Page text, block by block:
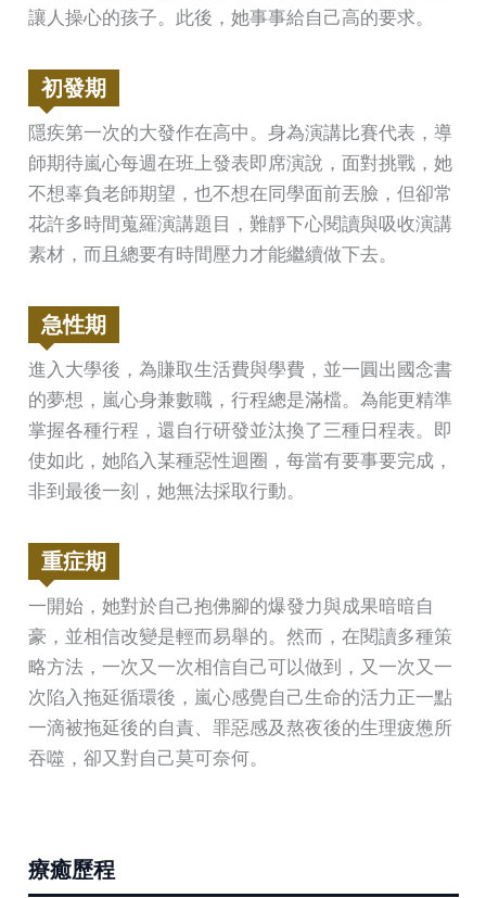
讓人操心的孩子。此後，她事事給自己高的要求。
初發期
隱疾第一次的大發作在高中。身為演講比賽代表，導
師期待嵐心每週在班上發表即席演說，面對挑戰，她
不想辜負老師期望，也不想在同學面前丟臉，但卻常
花許多時間蒐羅演講題目，難靜下心閱讀與吸收演講
素材，而且總要有時間壓力才能繼續做下去。
急性期
進入大學後，為賺取生活費與學費，並一圓出國念書
的夢想，嵐心身兼數職，行程總是滿檔。為能更精準
掌握各種行程，還自行研發並汰換了三種日程表。即
使如此，她陷入某種惡性迴圈，每當有要事要完成，
非到最後一刻，她無法採取行動。
重症期
一開始，她對於自己抱佛腳的爆發力與成果暗暗自
豪，並相信改變是輕而易舉的。然而，在閱讀多種策
略方法，一次又一次相信自己可以做到，又一次又一
次陷入拖延循環後，嵐心感覺自己生命的活力正一點
一滴被拖延後的自責、罪惡感及熬夜後的生理疲憊所
吞噬，卻又對自己莫可奈何。
療癒歷程